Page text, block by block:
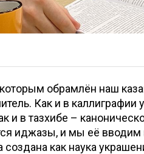
которым обрамлён наш
Как и в каллиграфии
и в тазхибе –
иджазы, и мы её вводим
создана как наука